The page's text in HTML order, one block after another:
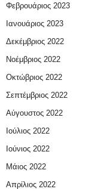
Φεβρουάριος 2023
Ιανουάριος 2023
Δεκέμβριος 2022
Νοέμβριος 2022
Οκτώβριος 2022
Σεπτέμβριος 2022
Αύγουστος 2022
Ιούλιος 2022
Ιούνιος 2022
Μάιος 2022
Απρίλιος 2022